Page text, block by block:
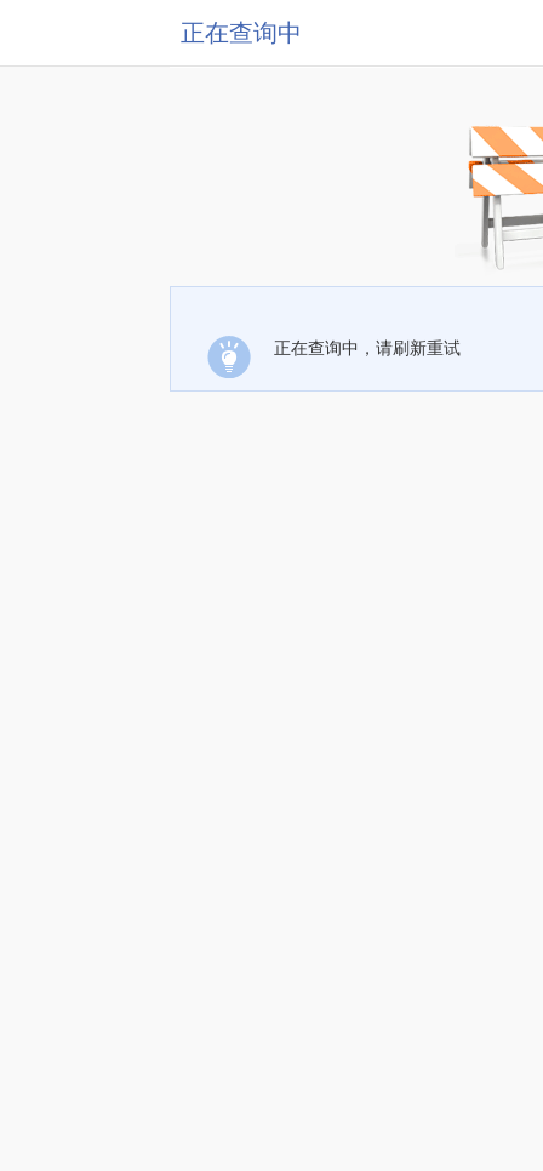
正在查询中
正在查询中，请刷新重试